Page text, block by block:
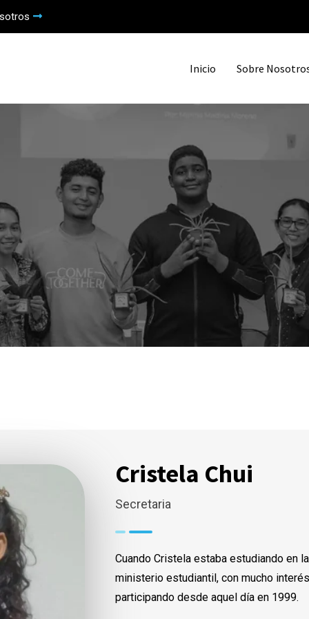
Inicio Sobre
Cristela Chui
Secretaria
Cuando Cristela estaba estudiando en
ministerio estudiantil, con mucho
participando desde aquel día en 1999.